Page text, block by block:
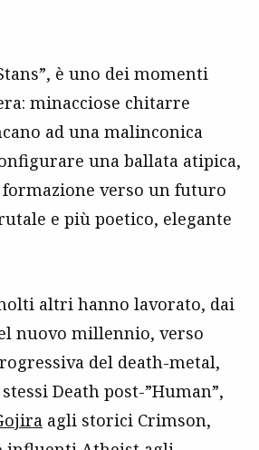
è uno dei momenti
minacciose chitarre
ad una malinconica
una ballata atipica,
verso un futuro
e più poetico, elegante
altri hanno lavorato, dai
nuovo millennio, verso
del death-metal,
Death post-”Human”,
agli storici Crimson,